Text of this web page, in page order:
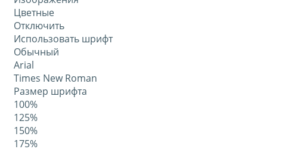
Цветные
Отключить
Использовать шрифт
Обычный
Arial
Times New Roman
Размер шрифта
100%
125%
150%
175%